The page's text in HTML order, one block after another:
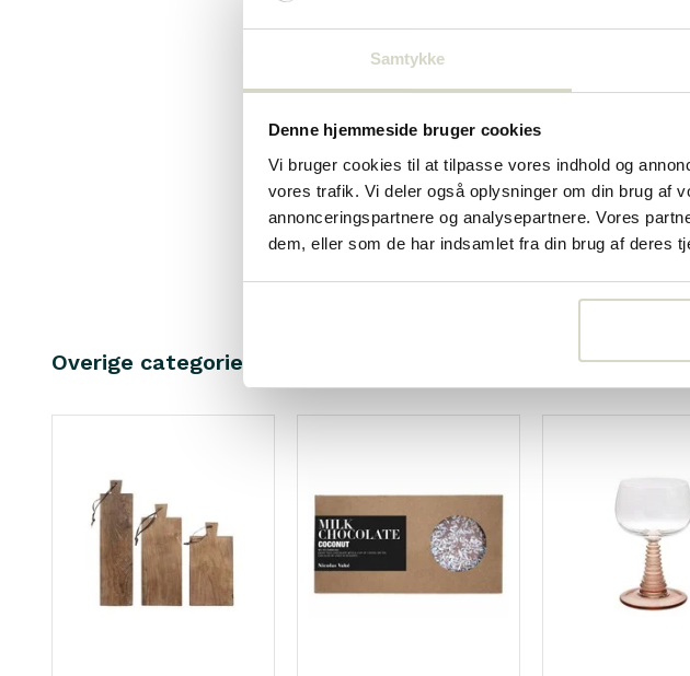
Samtykke
Denne hjemmeside bruger cookies
Vi bruger cookies til at tilpasse vores indhold og
vores trafik. Vi deler også oplysninger om din brug af
annonceringspartnere og analysepartnere. Vores
dem, eller som de har indsamlet fra din brug af deres
House Doctor
Sono affaldsspand sort
€134,95
€101,21
Inkl. Moms
• På lager
Overige categorieën in TILBEREDNING